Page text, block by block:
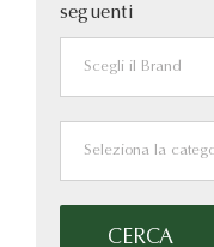
seguenti